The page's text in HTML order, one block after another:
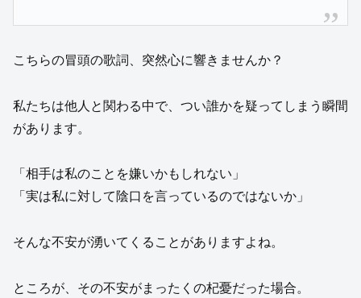
こちらの冒頭の歌詞、突然心に響きませんか？
私たちは他人と関わる中で、つい誰かを疑ってしまう瞬間
があります。
「相手は私のことを嫌いかもしれない」
「実は私に対して陰口を言っているのではないか」
そんな不安が湧いてくることがありますよね。
ところが、その不安がまったくの杞憂だった場合。